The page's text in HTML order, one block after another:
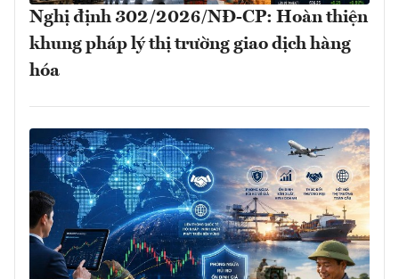
Nghị định 302/2026/NĐ-CP: Hoàn thiện
khung pháp lý thị trường giao dịch hàng
hóa